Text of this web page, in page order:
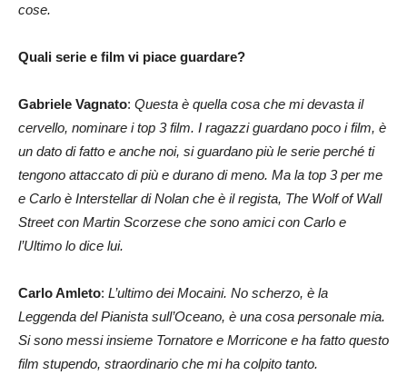
cose.
Quali serie e film vi piace guardare?
Gabriele Vagnato: Questa è quella cosa che mi devasta il
cervello, nominare i top 3 film. I ragazzi guardano poco i film, è
un dato di fatto e anche noi, si guardano più le serie perché ti
tengono attaccato di più e durano di meno. Ma la top 3 per me
e Carlo è Interstellar di Nolan che è il regista, The Wolf of Wall
Street con Martin Scorzese che sono amici con Carlo e
l’Ultimo lo dice lui.
Carlo Amleto: L’ultimo dei Mocaini. No scherzo, è la
Leggenda del Pianista sull’Oceano, è una cosa personale mia.
Si sono messi insieme Tornatore e Morricone e ha fatto questo
film stupendo, straordinario che mi ha colpito tanto.